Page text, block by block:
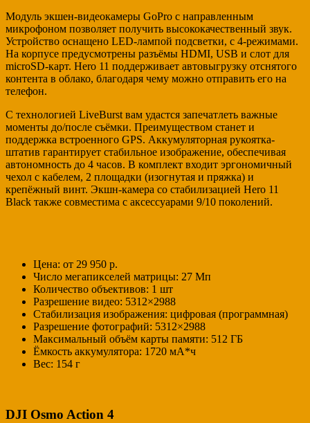
Модуль экшен-видеокамеры GoPro с направленным
микрофоном позволяет получить высококачественный звук.
Устройство оснащено LED-лампой подсветки, с 4-режимами.
На корпусе предусмотрены разъёмы HDMI, USB и слот для
microSD-карт. Hero 11 поддерживает автовыгрузку отснятого
контента в облако, благодаря чему можно отправить его на
телефон.
С технологией LiveBurst вам удастся запечатлеть важные
моменты до/после съёмки. Преимуществом станет и
поддержка встроенного GPS. Аккумуляторная рукоятка-
штатив гарантирует стабильное изображение, обеспечивая
автономность до 4 часов. В комплект входит эргономичный
чехол с кабелем, 2 площадки (изогнутая и пряжка) и
крепёжный винт. Экшн-камера со стабилизацией Hero 11
Black также совместима с аксессуарами 9/10 поколений.
Цена: от 29 950 р.
Число мегапикселей матрицы: 27 Мп
Количество объективов: 1 шт
Разрешение видео: 5312×2988
Стабилизация изображения: цифровая (программная)
Разрешение фотографий: 5312×2988
Максимальный объём карты памяти: 512 ГБ
Ёмкость аккумулятора: 1720 мА*ч
Вес: 154 г
DJI Osmo Action 4